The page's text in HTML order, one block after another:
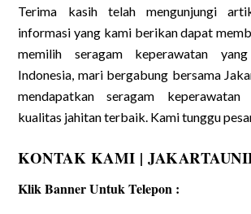
Terima kasih telah mengunjungi
informasi yang kami berikan dapat
memilih seragam keperawatan
Indonesia, mari bergabung bersama
mendapatkan seragam keperawatan
kualitas jahitan terbaik. Kami tunggu
KONTAK KAMI |
Klik Banner Untuk Telepon :